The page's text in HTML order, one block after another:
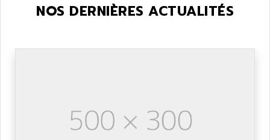
NOS DERNIÈRES ACTUALITÉS